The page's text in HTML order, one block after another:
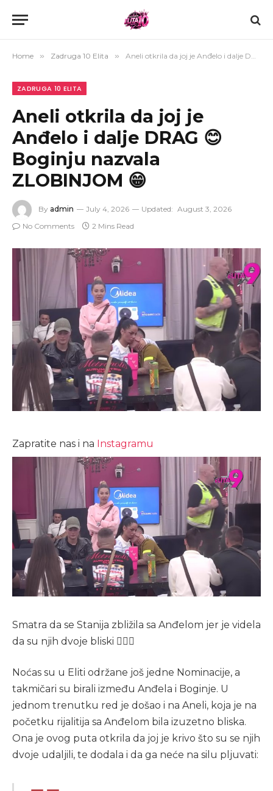
Home » Zadruga 10 Elita » Aneli otkrila da joj je Anđelo i dalje DRAG 😊 Boginju nazvala ZLOBINJOM 😁
ZADRUGA 10 ELITA
Aneli otkrila da joj je
Anđelo i dalje DRAG 😊
Boginju nazvala
ZLOBINJOM 😁
By admin July 4, 2026 Updated: August 3, 2026
No Comments
2 Mins Read
Zapratite nas i na Instagramu
Smatra da se Stanija zbližila sa Anđelom jer je videla
da su njih dvoje bliski 🤷🏻‍♀️
Noćas su u Eliti održane još jedne Nominacije, a
takmičari su birali između Anđela i Boginje. U
jednom trenutku red je došao i na Aneli, koja je na
početku rijalitija sa Anđelom bila izuzetno bliska.
Ona je ovog puta otkrila da joj je krivo što su se njih
dvoje udaljili, te dodala i da ga neće na silu pljuvati: